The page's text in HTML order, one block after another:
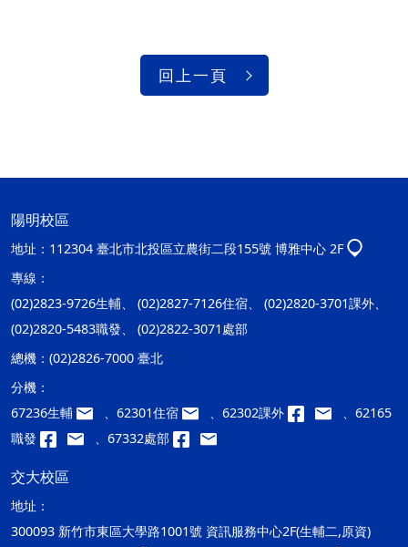
回上一頁
陽明校區
地址： 112304 臺北市北投區立農街二段155號 博雅中心 2F
專線：
(02)2823-9726生輔、 (02)2827-7126住宿、 (02)2820-3701課外、
(02)2820-5483職發、 (02)2822-3071處部
總機： (02)2826-7000 臺北
分機：
67236生輔
、62301住宿 、62302課外
、62165
職發
、67332處部
交大校區
地址：
300093 新竹市東區大學路1001號 資訊服務中心2F(生輔二,原資)